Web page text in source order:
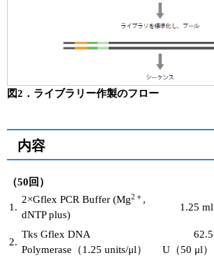
図2．ライブラリー作製のフロー
内容
（50回）
1.
2×Gflex PCR Buffer (Mg2＋ ,
dNTP plus)
1.25 ml
2.
Tks Gflex DNA
Polymerase（1.25 units/μl）
62.5
U（50 μl）